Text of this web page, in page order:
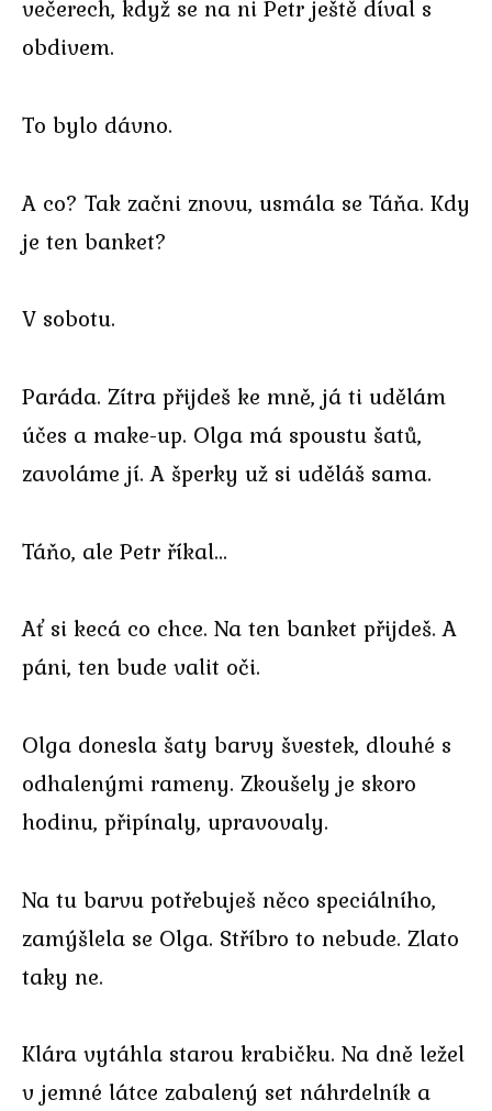
večerech, když se na ni Petr ještě díval s
obdivem.
To bylo dávno.
A co? Tak začni znovu, usmála se Táňa. Kdy
je ten banket?
V sobotu.
Paráda. Zítra přijdeš ke mně, já ti udělám
účes a make-up. Olga má spoustu šatů,
zavoláme jí. A šperky už si uděláš sama.
Táňo, ale Petr říkal…
Ať si kecá co chce. Na ten banket přijdeš. A
páni, ten bude valit oči.
Olga donesla šaty barvy švestek, dlouhé s
odhalenými rameny. Zkoušely je skoro
hodinu, připínaly, upravovaly.
Na tu barvu potřebuješ něco speciálního,
zamýšlela se Olga. Stříbro to nebude. Zlato
taky ne.
Klára vytáhla starou krabičku. Na dně ležel
v jemné látce zabalený set náhrdelník a